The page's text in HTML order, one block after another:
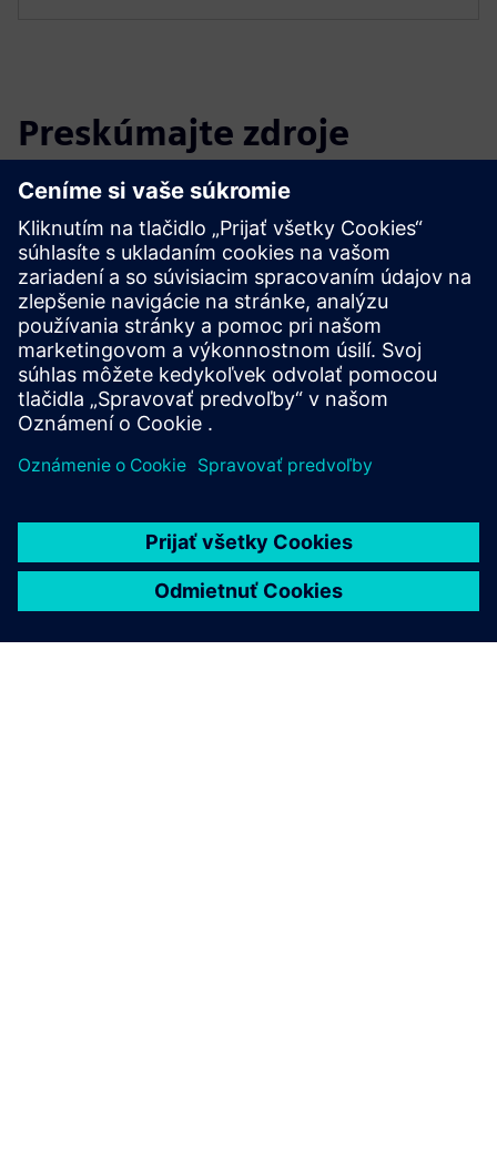
Preskúmajte zdroje
Na stiahnutie
Návod na použitie SIEBREAK a SIEBREAK-VCB (angličtina)
Redukcia energie blesku oblúka — brožúra SIEBREAK-
VCB
Leták SIEBREAK